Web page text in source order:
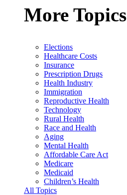
More Topics
Elections
Healthcare Costs
Insurance
Prescription Drugs
Health Industry
Immigration
Reproductive Health
Technology
Rural Health
Race and Health
Aging
Mental Health
Affordable Care Act
Medicare
Medicaid
Children’s Health
All Topics